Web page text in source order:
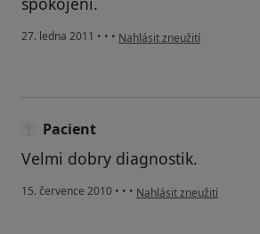
27. ledna 2011 • • • podle názoru uživatele
Nahlásit zneužití
Pacient
Velmi dobry diagnostik.
15. července 2010 • • • podle názoru uživatele
Nahlásit zneužití